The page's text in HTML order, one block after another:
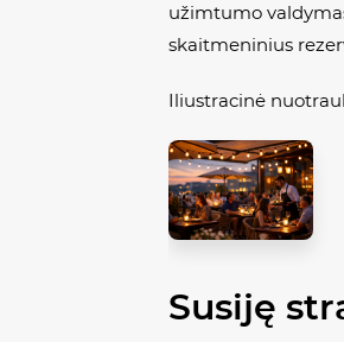
užimtumo
skaitmeninius
Iliustracinė
Susiję